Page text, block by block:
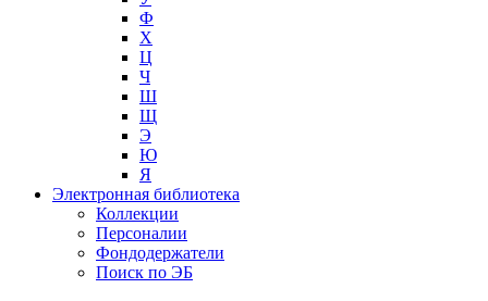
Ф
Х
Ц
Ч
Ш
Щ
Э
Ю
Я
Электронная библиотека
Коллекции
Персоналии
Фондодержатели
Поиск по ЭБ